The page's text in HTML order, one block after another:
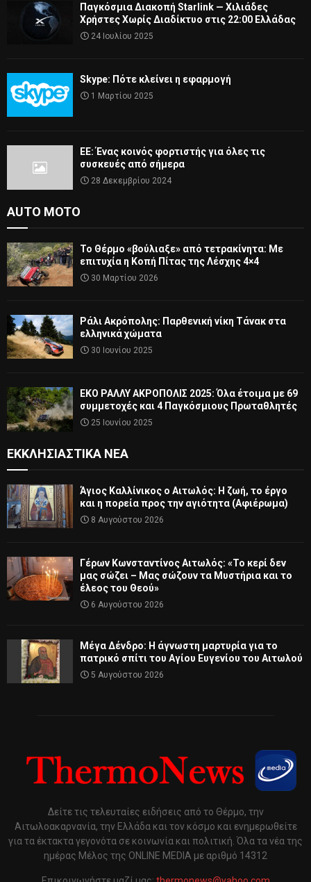
Παγκόσμια Διακοπή Starlink — Χιλιάδες
Χρήστες Χωρίς Διαδίκτυο στις 22:00 Ελλάδας
24 Ιουλίου 2025
Skype: Πότε κλείνει η εφαρμογή
1 Μαρτίου 2025
ΕΕ: Ένας κοινός φορτιστής για όλες τις
συσκευές από σήμερα
28 Δεκεμβρίου 2024
AUTO MOTO
Το Θέρμο «βούλιαξε» από τετρακίνητα: Με
επιτυχία η Κοπή Πίτας της Λέσχης 4×4
30 Μαρτίου 2026
Ράλι Ακρόπολης: Παρθενική νίκη Τάνακ στα
ελληνικά χώματα
30 Ιουνίου 2025
ΕΚΟ ΡΑΛΛΥ ΑΚΡΟΠΟΛΙΣ 2025: Όλα έτοιμα με 69
συμμετοχές και 4 Παγκόσμιους Πρωταθλητές
25 Ιουνίου 2025
ΕΚΚΛΗΣΙΑΣΤΙΚΆ ΝΈΑ
Άγιος Καλλίνικος ο Αιτωλός: Η ζωή, το έργο
και η πορεία προς την αγιότητα (Αφιέρωμα)
8 Αυγούστου 2026
Γέρων Κωνσταντίνος Αιτωλός: «Το κερί δεν
μας σώζει – Μας σώζουν τα Μυστήρια και το
έλεος του Θεού»
6 Αυγούστου 2026
Μέγα Δένδρο: Η άγνωστη μαρτυρία για το
πατρικό σπίτι του Αγίου Ευγενίου του Αιτωλού
5 Αυγούστου 2026
Δείτε τις τελευταίες ειδήσεις από το Θέρμο, την
Αιτωλοακαρνανία, την Ελλάδα και τον κόσμο και ενημερωθείτε
για τα έκτακτα γεγονότα σε κοινωνία και πολιτική. Όλα τα νέα της
ημέρας Μέλος της ONLINE MEDIA με αριθμό 14312